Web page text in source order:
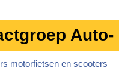
motorfietsen en scooters